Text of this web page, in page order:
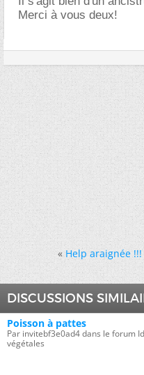
Merci à vous deux!
« Help araignée !!!
DISCUSSIONS
Poisson à pattes
Par invitebf3e0ad4 dans le forum
végétales